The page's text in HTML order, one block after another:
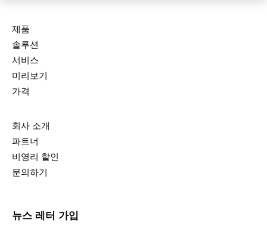
제품
솔루션
서비스
미리보기
가격
회사 소개
파트너
비영리 할인
문의하기
뉴스 레터 가입